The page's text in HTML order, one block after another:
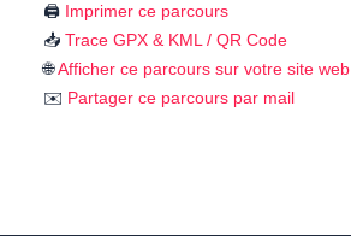
🖨️ Imprimer ce parcours
📥 Trace GPX & KML / QR Code
🌐Afficher ce parcours sur votre site web
✉️ Partager ce parcours par mail